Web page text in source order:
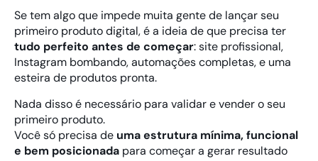
Se tem algo que impede muita gente de lançar seu
primeiro produto digital, é a ideia de que precisa ter
tudo perfeito antes de começar: site profissional,
Instagram bombando, automações completas, e uma
esteira de produtos pronta.
Nada disso é necessário para validar e vender o seu
primeiro produto.
Você só precisa de uma estrutura mínima, funcional
e bem posicionada para começar a gerar resultado